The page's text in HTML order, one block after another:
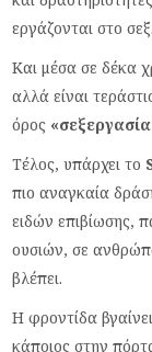
εργάζονται στο σεξ.
Και μέσα σε δέκα
αλλά είναι
όρος
Τέλος, υπάρχει το
πιο αναγκαία
ειδών επιβίωσης,
ουσιών, σε
βλέπει.
Η φροντίδα
κάποιος στην